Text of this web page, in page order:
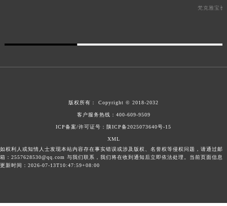
梵克雅宝长
版权所有： Copyright © 2018-2032
客户服务热线： 400-609-9509
ICP备案/许可证号：陕ICP备2025073640号-15
XML
如权利人或知情人士发现本站内容存在事实错误或涉及版权、名誉权等侵权问题，请通过邮
箱：2557628530@qq.com 与我们联系，我们将在收到通知后立即依法处理。当前页面信息
更新时间：2026-07-13T10:47:59+08:00